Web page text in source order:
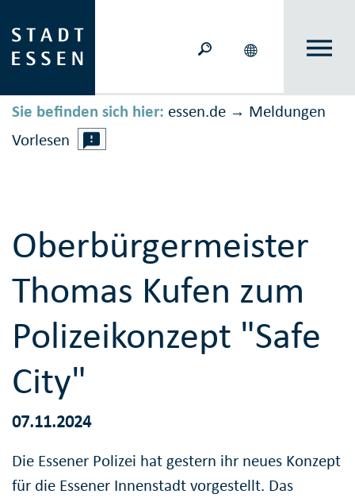
Sie befinden sich hier: essen.de → Meldungen
Vorlesen
Oberbürgermeister
Thomas Kufen zum
Polizeikonzept "Safe
City"
07.11.2024
Die Essener Polizei hat gestern ihr neues Konzept
für die Essener Innenstadt vorgestellt. Das